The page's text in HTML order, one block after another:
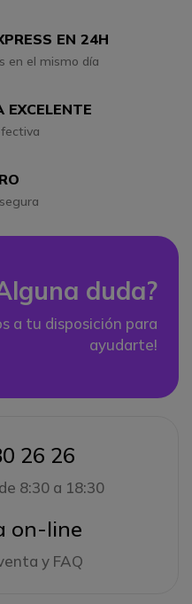
EN 24H
en el mismo día
EXCELENTE
duda?
a tu disposición para
ayudarte!
26 26
8:30 a 18:30
on-line
y FAQ